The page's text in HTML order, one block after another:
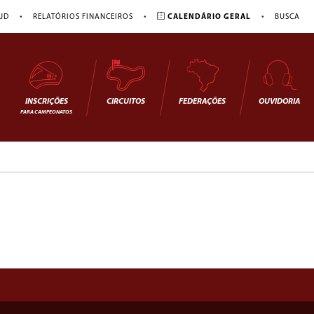
• RELATÓRIOS FINANCEIROS • CALENDÁRIO GERAL • BUSCA
INSCRIÇÕES
PARA CAMPEONATOS
CIRCUITOS FEDERAÇÕES OUVIDORIA